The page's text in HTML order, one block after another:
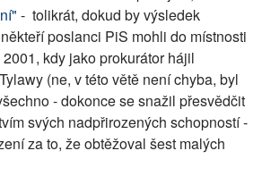
- tolikrát, dokud by výsledek
poslanci PiS mohli do místnosti
kdy jako prokurátor hájil
(ne, v této větě není chyba, byl
- dokonce se snažil přesvědčit
svých nadpřirozených schopností -
za to, že obtěžoval šest malých